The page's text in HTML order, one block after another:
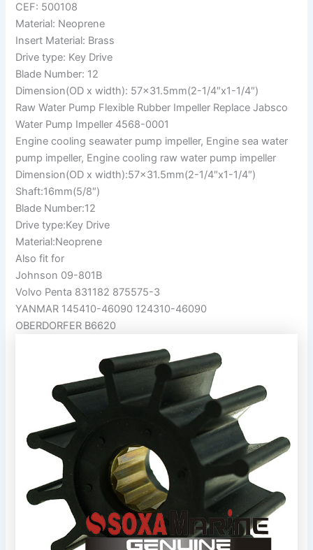
CEF: 500108
Material: Neoprene
Insert Material: Brass
Drive type: Key Drive
Blade Number: 12
Dimension(OD x width): 57×31.5mm(2-1/4″x1-1/4″)
Raw Water Pump Flexible Rubber Impeller Replace Jabsco
Water Pump Impeller 4568-0001
Engine cooling seawater pump impeller, Engine sea water
pump impeller, Engine cooling raw water pump impeller
Dimension(OD x width):57×31.5mm(2-1/4″x1-1/4″)
Shaft:16mm(5/8″)
Blade Number:12
Drive type:Key Drive
Material:Neoprene
Also fit for
Johnson 09-801B
Volvo Penta 831182 875575-3
YANMAR 145410-46090 124310-46090
OBERDORFER B6620